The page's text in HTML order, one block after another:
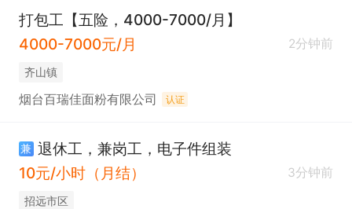
打包工【五险，4000-7000/月】
4000-7000元/月
2分钟前
齐山镇
烟台百瑞佳面粉有限公司 认证
兼 退休工，兼岗工，电子件组装
10元/小时（月结）
3分钟前
招远市区